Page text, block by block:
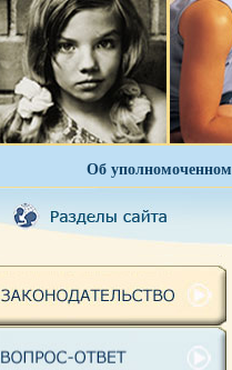
Об уполномоченном